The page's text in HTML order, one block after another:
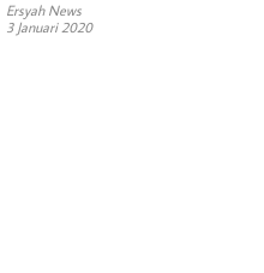
Ersyah News
3 Januari 2020